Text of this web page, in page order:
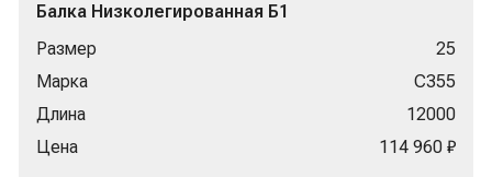
Балка Низколегированная Б1
Размер
25
Марка
С355
Длина
12000
Цена
114 960 ₽